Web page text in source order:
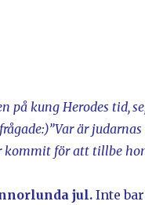
på kung Herodes tid,
”Var är
för att tillbe
jul. Inte